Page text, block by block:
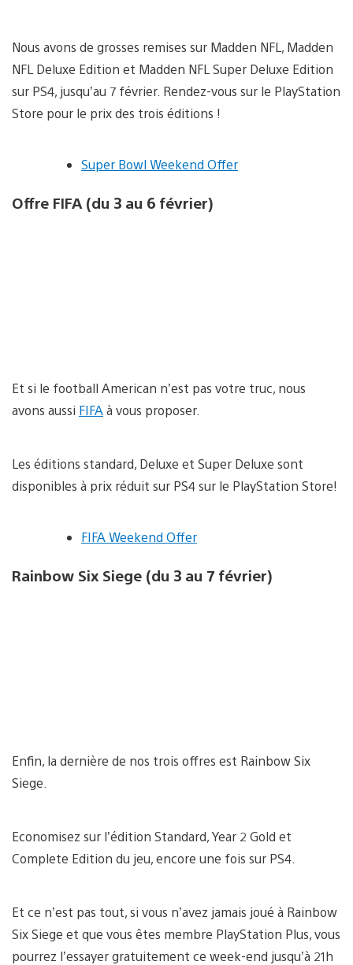
Nous avons de grosses remises sur Madden NFL, Madden
NFL Deluxe Edition et Madden NFL Super Deluxe Edition
sur PS4, jusqu’au 7 février. Rendez-vous sur le PlayStation
Store pour le prix des trois éditions !
Super Bowl Weekend Offer
Offre FIFA (du 3 au 6 février)
Et si le football American n’est pas votre truc, nous
avons aussi FIFAà vous proposer.
Les éditions standard, Deluxe et Super Deluxe sont
disponibles à prix réduit sur PS4 sur le PlayStation Store!
FIFA Weekend Offer
Rainbow Six Siege (du 3 au 7 février)
Enfin, la dernière de nos trois offres est Rainbow Six
Siege.
Economisez sur l’édition Standard, Year 2 Gold et
Complete Edition du jeu, encore une fois sur PS4.
Et ce n’est pas tout, si vous n’avez jamais joué à Rainbow
Six Siege et que vous êtes membre PlayStation Plus, vous
pourrez l’essayer gratuitement ce week-end jusqu’à 21h